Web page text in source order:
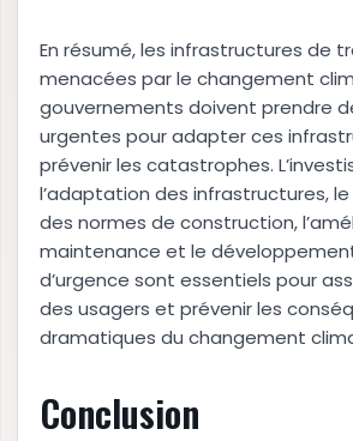
En résumé, les infrastructures de
menacées par le changement
gouvernements doivent prendre
urgentes pour adapter ces
prévenir les catastrophes.
l’adaptation des infrastructures,
des normes de construction,
maintenance et le
d’urgence sont essentiels pour
des usagers et prévenir les
dramatiques du changement
Conclusion